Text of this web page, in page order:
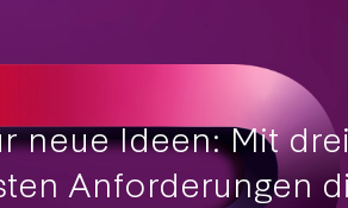
neue Ideen: Mit
Anforderungen